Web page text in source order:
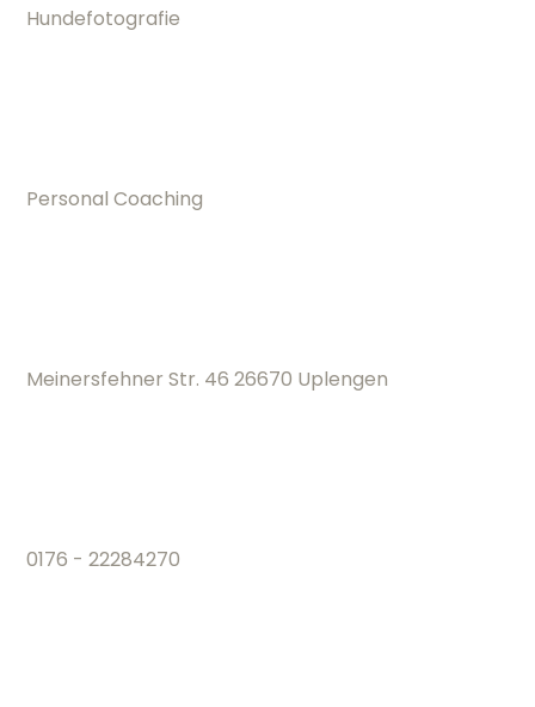
Hundefotografie
Personal Coaching
Meinersfehner Str. 46 26670 Uplengen
0176 - 22284270